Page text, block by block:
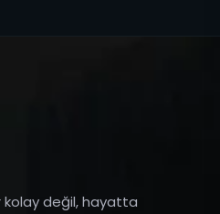
kolay değil, hayatta